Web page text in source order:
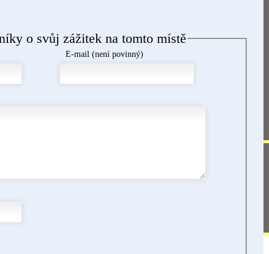
o svůj zážitek na tomto místě
E-mail (není povinný)